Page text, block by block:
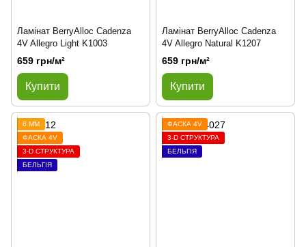
Ламінат BerryAlloc Cadenza
4V Allegro Light K1003
659 грн/м²
Купити
Ламінат BerryAlloc Cadenza
4V Allegro Natural K1207
659 грн/м²
Купити
8 ММ
ФАСКА 4V
3-D СТРУКТУРА
БЕЛЬГІЯ
ФАСКА 4V
3-D СТРУКТУРА
БЕЛЬГІЯ